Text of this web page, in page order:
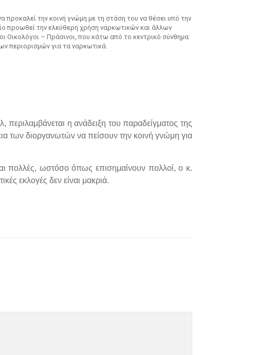
προκαλεί την κοινή γνώμη με τη στάση του να θέσει υπό την
προωθεί την ελεύθερη χρήση ναρκωτικών και άλλων
Οικολόγοι – Πράσινοι, που κάτω από το κεντρικό σύνθημα
περιορισμών για τα ναρκωτικά.
η ανάδειξη του παραδείγματος της
των διοργανωτών να πείσουν την κοινή γνώμη για
πολλές, ωστόσο όπως επισημαίνουν πολλοί, ο κ.
εκλογές δεν είναι μακριά.